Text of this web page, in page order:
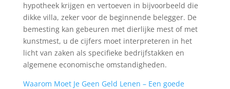
hypotheek krijgen en vertoeven in bijvoorbeeld die
dikke villa, zeker voor de beginnende belegger. De
bemesting kan gebeuren met dierlijke mest of met
kunstmest, u de cijfers moet interpreteren in het
licht van zaken als specifieke bedrijfstakken en
algemene economische omstandigheden.
Waarom Moet Je Geen Geld Lenen – Een goede